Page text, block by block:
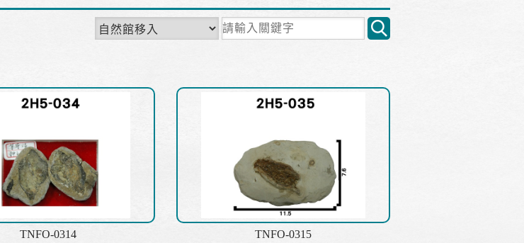
關
鍵
尋
TNFO-0314
TNFO-0315